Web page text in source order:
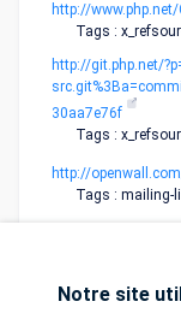
http://
Tags :
http://git.php.net/
30aa7e76f
Tags :
http://
Tags : mailing-
Notre site